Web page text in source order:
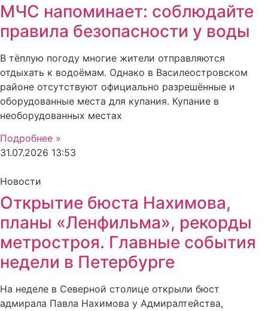
МЧС напоминает: соблюдайте
правила безопасности у воды
В тёплую погоду многие жители отправляются
отдыхать к водоёмам. Однако в Василеостровском
районе отсутствуют официально разрешённые и
оборудованные места для купания. Купание в
необорудованных местах
Подробнее »
31.07.2026 13:53
Новости
Открытие бюста Нахимова,
планы «Ленфильма», рекорды
метростроя. Главные события
недели в Петербурге
На неделе в Северной столице открыли бюст
адмирала Павла Нахимова у Адмиралтейства,